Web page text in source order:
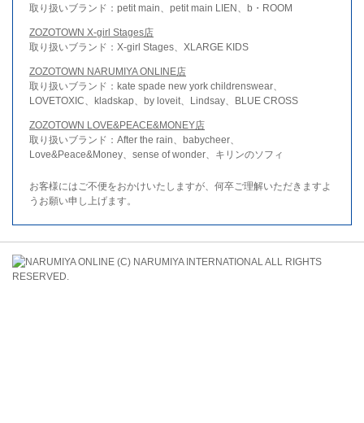
取り扱いブランド：petit main、petit main LIEN、b・ROOM
ZOZOTOWN X-girl Stages店
取り扱いブランド：X-girl Stages、XLARGE KIDS
ZOZOTOWN NARUMIYA ONLINE店
取り扱いブランド：kate spade new york childrenswear、
LOVETOXIC、kladskap、by loveit、Lindsay、BLUE CROSS
ZOZOTOWN LOVE&PEACE&MONEY店
取り扱いブランド：After the rain、babycheer、
Love&Peace&Money、sense of wonder、キリンのソフィ
お客様にはご不便をおかけいたしますが、何卒ご理解いただきますよ
うお願い申し上げます。